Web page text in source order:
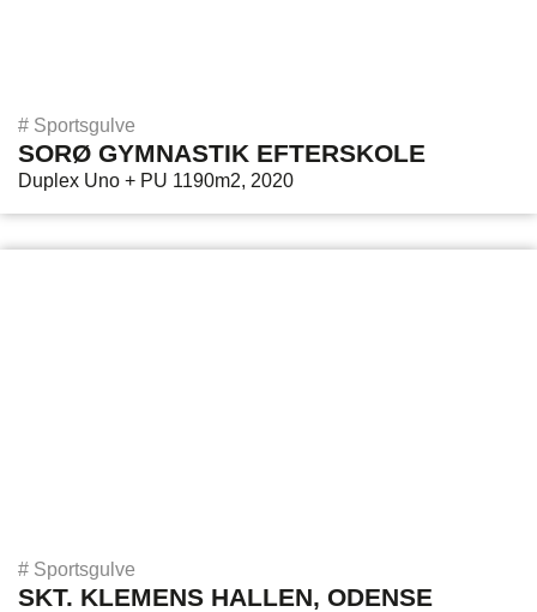
# Sportsgulve
SORØ GYMNASTIK EFTERSKOLE
Duplex Uno + PU 1190m2, 2020
# Sportsgulve
SKT. KLEMENS HALLEN, ODENSE